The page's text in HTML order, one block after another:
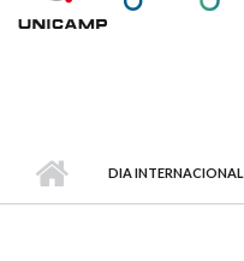
DIA INTERNACIONAL